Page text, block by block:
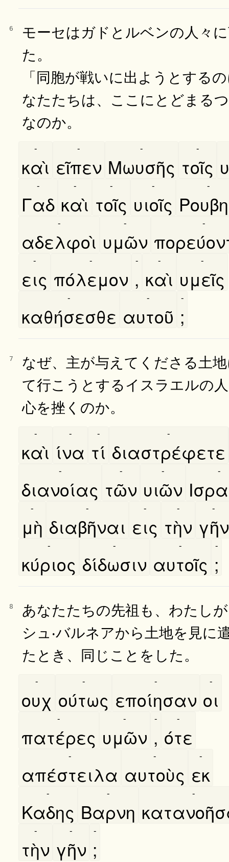
6
モーセはガドとルベンの人々
た。
「同胞が戦いに出ようとする
なたたちは、ここにとどまる
なのか。
καὶ
-
εῖπεν
-
Μωυσῆς
-
τοῖς
-
Γαδ
-
καὶ
-
τοῖς
-
υιοῖς
- -
αδελφοὶ
-
υμῶν
- -
εις
-
πόλεμον
-
,
-
καὶ
-
υμεῖς
-
καθήσεσθε
-
αυτοῦ
-
;
-
7
なぜ、主が与えてくださる土
て行こうとするイスラエルの
心を挫くのか。
καὶ
-
ίνα
-
τί
-
διαστρέφετε
-
διανοίας
-
τῶν
-
υιῶν
- -
μὴ
-
διαβῆναι
-
εις
-
τὴν
-
γῆν
-
κύριος
-
δίδωσιν
-
αυτοῖς
-
;
-
8
あなたたちの先祖も、わたし
シュ‧バルネアから土地を見に
たとき、同じことをした。
ουχ
-
ούτως
-
εποίησαν
-
οι
-
πατέρες
-
υμῶν
-
,
-
ότε
-
απέστειλα
-
αυτοὺς
-
εκ
-
Καδης
-
Βαρνη
- -
τὴν
-
γῆν
-
;
-